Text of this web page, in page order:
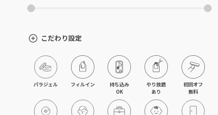
東三国・十三・淀川区
京橋・都島区
鶴見区・城東区・旭区
東成区・生野区
こだわり設定
パラジェル フィルイン
持ち込み
OK
やり放題
あり
初回オフ
無料